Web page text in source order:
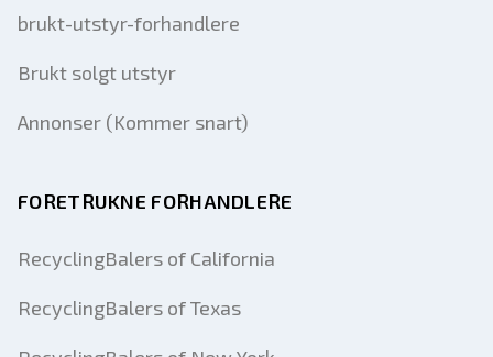
brukt-utstyr-forhandlere
Brukt solgt utstyr
Annonser (Kommer snart)
FORETRUKNE FORHANDLERE
RecyclingBalers of California
RecyclingBalers of Texas